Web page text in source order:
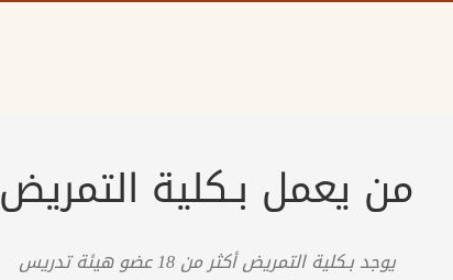
من يعمل بـكلية التمريض
يوجد بـكلية التمريض أكثر من 18 عضو هيئة تدريس